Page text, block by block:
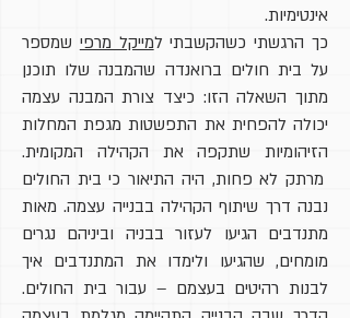
אינטימיות.
כך הרגשתי כשהקשבתי למייקל מרפי שמספר
על בית חולים ברואנדה שהמבנה שלו תוכנן
מתוך השאלה הזו: כיצד צורת המבנה עצמה
יכולה להפחית את התפשטות מגפת המחלות
הזיהומיות שתקפה את הקהילה המקומית.
מרתק לא פחות, היה התיאור כי בית החולים
נבנה דרך שיתוף הקהילה בבנייה עצמה. מאות
מתנדבים הגיעו לעזור בבניה וביניהם נגרים
מומחים, שהגיעו ולימדו את המתנדבים איך
לבנות רהיטים בעצמם – עבור בית החולים.